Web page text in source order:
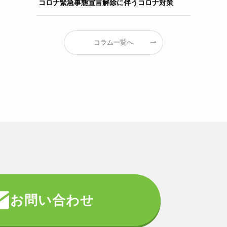
コロナ緊急事態宣言解除に伴うコロナ対策
コラム一覧へ
お問い合わせ